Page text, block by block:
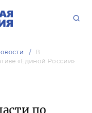
В
«Единой России»
по